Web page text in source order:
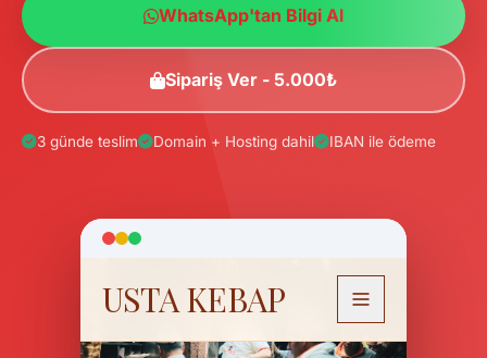
WhatsApp'tan Bilgi Al
Sipariş Ver - 5.000₺
3 günde teslim Domain + Hosting dahil IBAN ile ödeme